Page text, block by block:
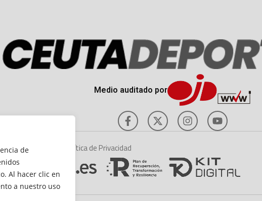
de
Al hacer clic en
a nuestro uso
Medio auditado por
Política de Cookies Política de Privacidad